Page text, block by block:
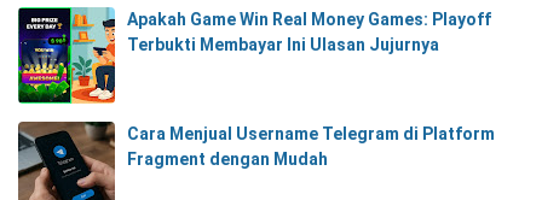
Apakah Game Win Real Money Games: Playoff
Terbukti Membayar Ini Ulasan Jujurnya
Cara Menjual Username Telegram di Platform
Fragment dengan Mudah